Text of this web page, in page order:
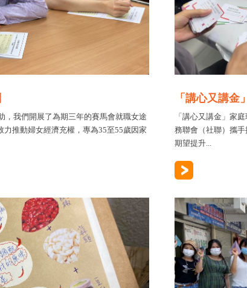
，我們開展了為期三年的賽馬會就職女途
力推動婦女經濟充權，專為35至55歲因家
「講心又講金
「講心又講金」家
務聯會（社聯）攜
期望提升...